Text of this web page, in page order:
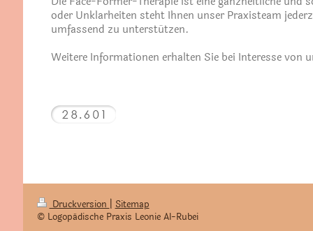
oder Unklarheiten steht Ihnen unser Praxisteam
umfassend zu unterstützen.
Weitere Informationen erhalten Sie bei Interesse von
Druckversion| Sitemap
© Logopädische Praxis Leonie Al-Rubei